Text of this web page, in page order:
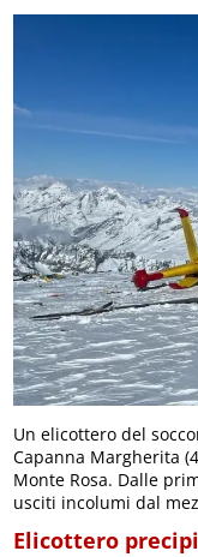
Un elicottero del
Capanna Margherita
Monte Rosa. Dalle
usciti incolumi dal
Elicottero